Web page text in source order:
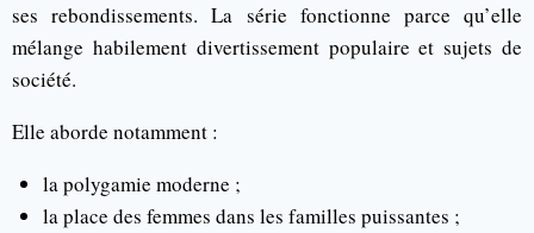
ses rebondissements. La série fonctionne parce qu’elle
mélange habilement divertissement populaire et sujets de
société.
Elle aborde notamment :
la polygamie moderne ;
la place des femmes dans les familles puissantes ;